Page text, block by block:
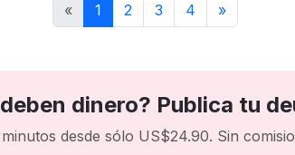
« 1 2 3 4 »
dinero? Publica tu
desde sólo US$24.90. Sin